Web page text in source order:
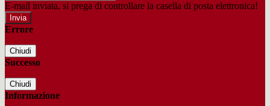
E-mail inviata, si prega di controllare la casella di posta elettronica!
Errore
Chiudi
Successo
Chiudi
Informazione